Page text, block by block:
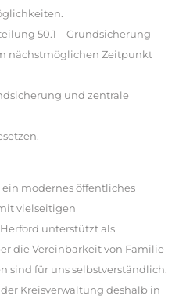
50.1 – Grundsicherung
nächstmöglichen Zeitpunkt
und zentrale
modernes öffentliches
vielseitigen
unterstützt als
die Vereinbarkeit von Familie
sind für uns selbstverständlich.
Kreisverwaltung deshalb in